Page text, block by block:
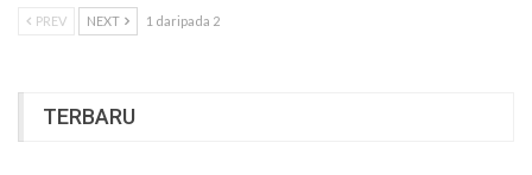
PREV NEXT 1 daripada 2
TERBARU